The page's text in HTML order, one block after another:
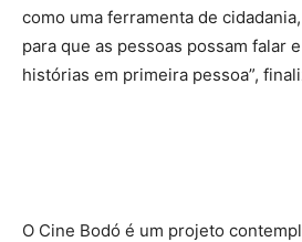
como uma ferramenta de
para que as pessoas possam falar
histórias em primeira pessoa”,
O Cine Bodó é um projeto